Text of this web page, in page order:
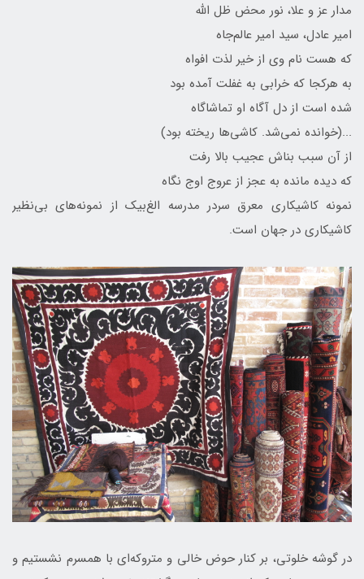
مدار عز و علا، نور محض ظل الله
امیر عادل، سید امیر عالم‌جاه
که هست نام وی از خیر لذت افواه
به هرکجا که خرابی به غفلت آمده بود
شده است از دل آگاه او تماشاگاه
...(خوانده نمی‌شد. کاشی‌ها ریخته بود)
از آن سبب بناش عجیب بالا رفت
که دیده مانده به عجز از عروج اوج نگاه
نمونه کاشیکاری معرق سردر مدرسه الغ‌بیک از نمونه‌های بی‌نظیر
کاشیکاری در جهان است.
در گوشه خلوتی، بر کنار حوض خالی و متروکه‌ای با همسرم نشستیم و